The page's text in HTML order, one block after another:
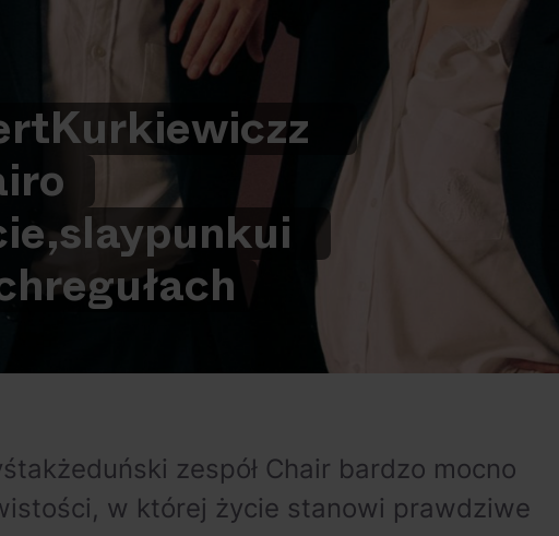
Kurkiewiczz
o
slaypunkui
regułach
zespół Chair bardzo mocno
w której życie stanowi prawdziwe